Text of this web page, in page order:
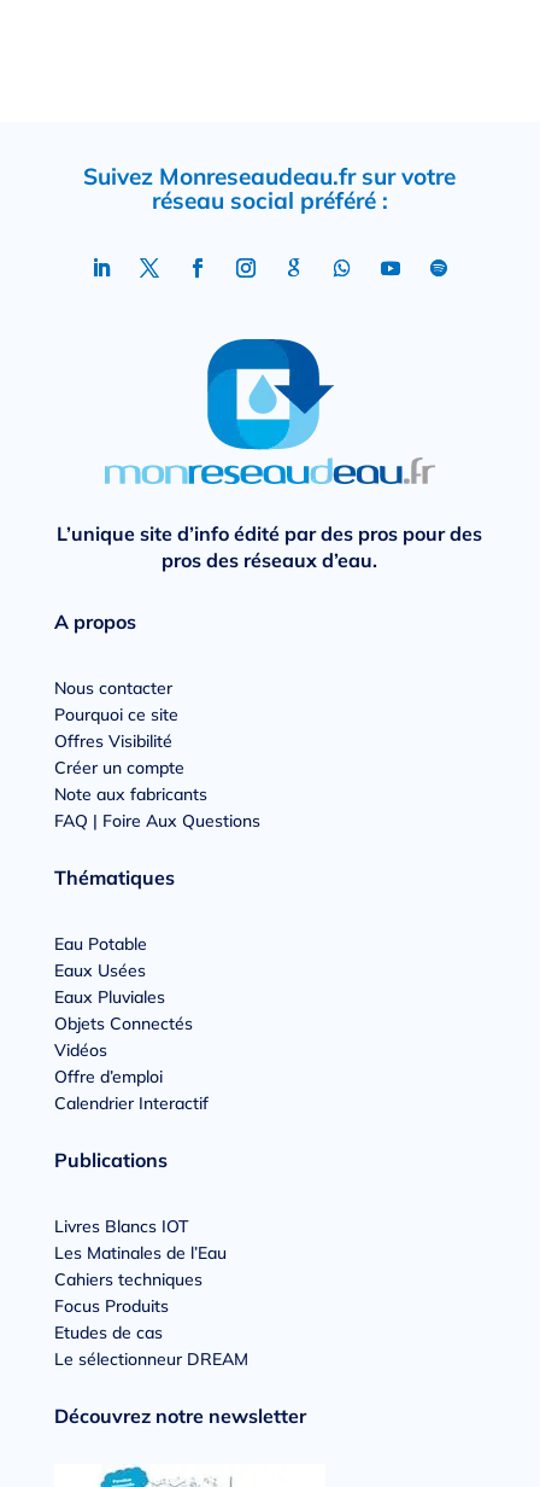
Suivez Monreseaudeau.fr sur votre
réseau social préféré :
L’unique site d’info édité par des pros pour des
pros des réseaux d’eau.
A propos
Nous contacter
Pourquoi ce site
Offres Visibilité
Créer un compte
Note aux fabricants
FAQ | Foire Aux Questions
Thématiques
Eau Potable
Eaux Usées
Eaux Pluviales
Objets Connectés
Vidéos
Offre d’emploi
Calendrier Interactif
Publications
Livres Blancs IOT
Les Matinales de l’Eau
Cahiers techniques
Focus Produits
Etudes de cas
Le sélectionneur DREAM
Découvrez notre newsletter